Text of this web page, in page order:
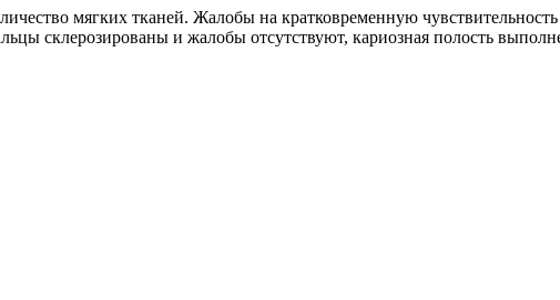
мягких тканей. Жалобы на кратковременную
склерозированы и жалобы отсутствуют, кариозная полость